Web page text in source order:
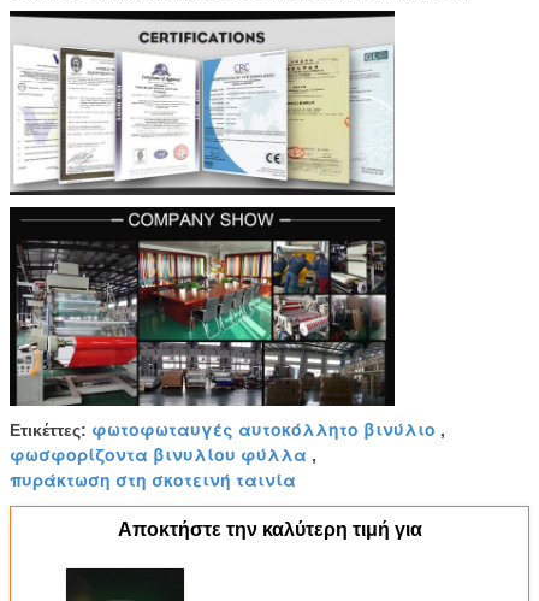
Ετικέττες: φωτοφωταυγές αυτοκόλλητο βινύλιο ,
φωσφορίζοντα βινυλίου φύλλα ,
πυράκτωση στη σκοτεινή ταινία
Αποκτήστε την καλύτερη τιμή για